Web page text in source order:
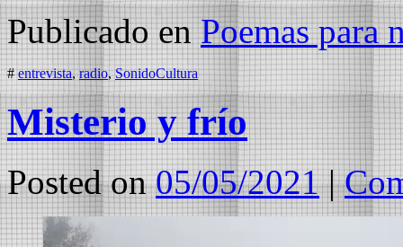
Publicado en Poemas para
# entrevista,radio, SonidoCultura
Misterio y frío
Posted on 05/05/2021 |